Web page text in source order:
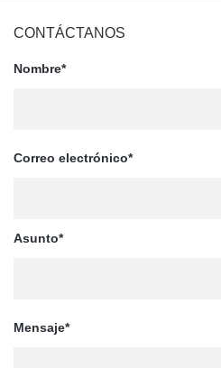
CONTÁCTANOS
Nombre*
Correo electrónico*
Asunto*
Mensaje*